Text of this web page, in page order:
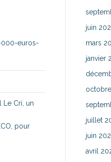
000-euros-
Cri, un
pour
juin
mars
janvier
juillet
juin
avril